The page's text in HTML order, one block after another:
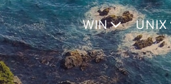
WIN UNIX